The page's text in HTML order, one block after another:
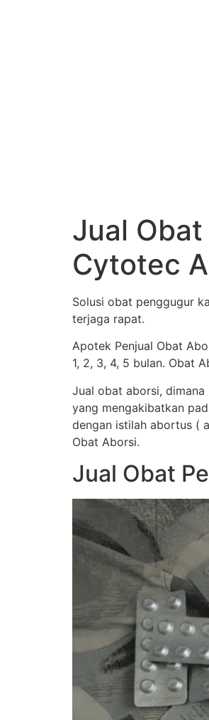
Jual
Cytotec
Solusi obat penggugur
terjaga rapat.
Apotek Penjual Obat
1, 2, 3, 4, 5 bulan. Obat
Jual obat aborsi,
yang mengakibatkan
dengan istilah abortus (
Obat Aborsi.
Jual Obat